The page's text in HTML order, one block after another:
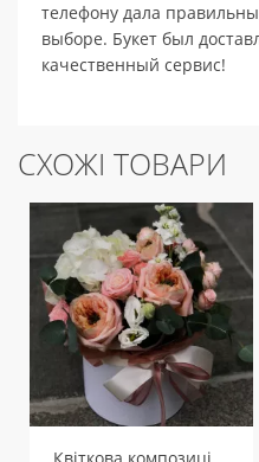
телефону дала
выборе. Букет был
качественный сервис!
СХОЖІ ТОВАРИ